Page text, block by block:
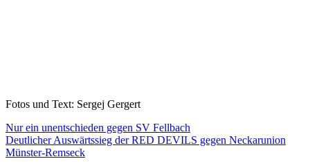
Fotos und Text: Sergej Gergert
Nur ein unentschieden gegen SV Fellbach
Deutlicher Auswärtssieg der RED DEVILS gegen Neckarunion
Münster-Remseck